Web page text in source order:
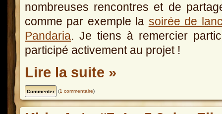
nombreuses rencontres et de
comme par exemple la soirée de
Pandaria. Je tiens à remercier
participé activement au projet !
Lire la suite »
(1 commentaire)